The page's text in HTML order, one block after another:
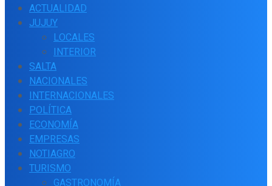
ACTUALIDAD
JUJUY
LOCALES
INTERIOR
SALTA
NACIONALES
INTERNACIONALES
POLÍTICA
ECONOMÍA
EMPRESAS
NOTIAGRO
TURISMO
GASTRONOMÍA